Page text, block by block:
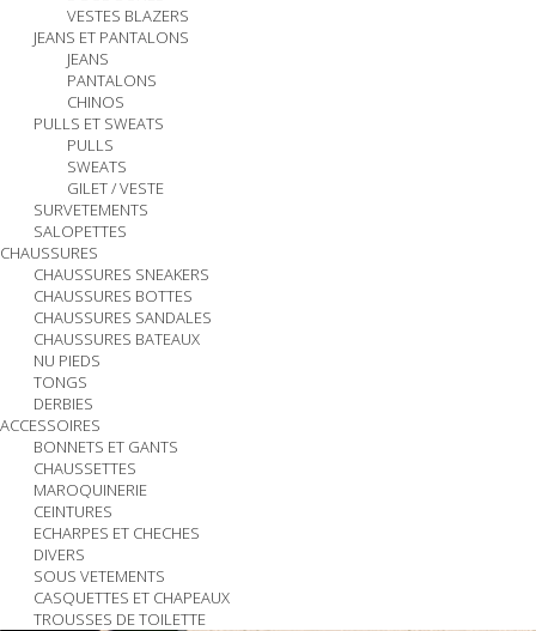
VESTES BLAZERS
JEANS ET PANTALONS
JEANS
PANTALONS
CHINOS
PULLS ET SWEATS
PULLS
SWEATS
GILET / VESTE
SURVETEMENTS
SALOPETTES
CHAUSSURES
CHAUSSURES SNEAKERS
CHAUSSURES BOTTES
CHAUSSURES SANDALES
CHAUSSURES BATEAUX
NU PIEDS
TONGS
DERBIES
ACCESSOIRES
BONNETS ET GANTS
CHAUSSETTES
MAROQUINERIE
CEINTURES
ECHARPES ET CHECHES
DIVERS
SOUS VETEMENTS
CASQUETTES ET CHAPEAUX
TROUSSES DE TOILETTE